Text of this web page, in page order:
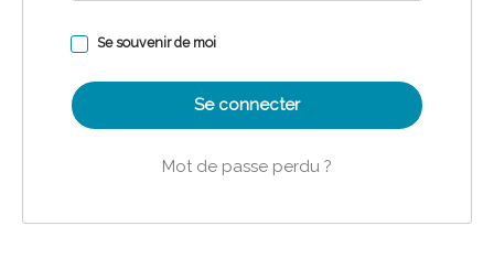
Se souvenir de moi
Se connecter
Mot de passe perdu ?